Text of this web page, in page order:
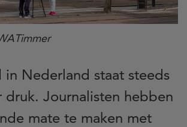
in Nederland staat steeds
druk. Journalisten hebben
mate te maken met